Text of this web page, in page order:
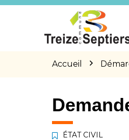
Accueil
ÉTAT CIVIL